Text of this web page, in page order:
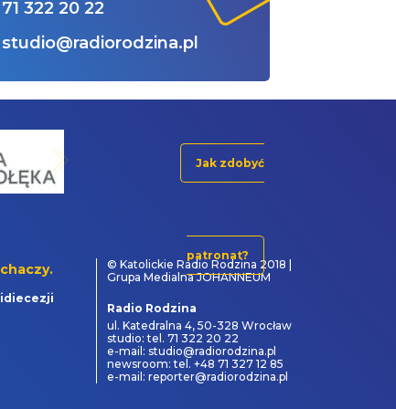
71 322 20 22
studio@radiorodzina.pl
Jak zdobyć
patronat?
© Katolickie Radio Rodzina 2018 |
Grupa Medialna JOHANNEUM
Radio Rodzina
ul. Katedralna 4, 50-328 Wrocław
studio: tel. 71 322 20 22
e-mail: studio@radiorodzina.pl
newsroom: tel. +48 71 327 12 85
e-mail: reporter@radiorodzina.pl